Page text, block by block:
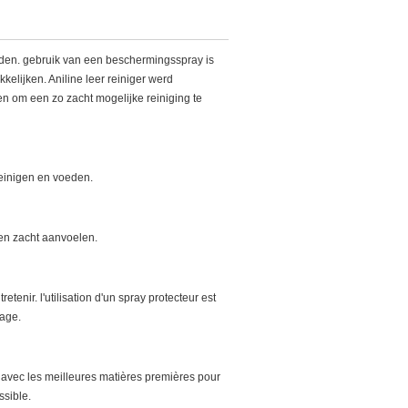
gebruik van een beschermingsspray is
Aniline leer reiniger werd
om een zo zacht mogelijke reiniging te
en voeden.
zacht aanvoelen.
l'utilisation d'un spray protecteur est
les meilleures matières premières pour